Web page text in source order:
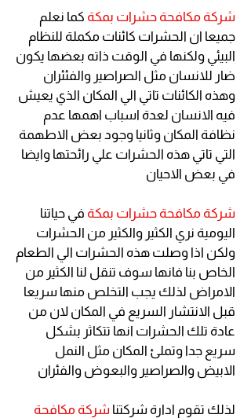
شركة مكافحة حشرات بمكة كما نعلم
جميعا ان الحشرات كائنات مكملة للنظام
البيئي ولكنها في الوقت ذاته بعضها يكون
ضار للانسان مثل الصراصير والفئئران
وهذه الكائنات تاتي الي المكان الذي يعيش
فيه الانسان لعدة اسباب اهمها عدم
نظافة المكان وثانيا وجود بعض الاطهمة
التي تاتي هذه الحشرات علي رائحتها وايضا
في بعض الاحيان
شركة مكافحة حشرات بمكة في حياتنا
اليومية نري الكثير والكثير من الحشرات
ولكن اذا وصلت هذه الحشرات الي الطعام
الخاص بنا فانها سوف تنقل لنا الكثير من
الامراض لذلك يجب التخلص منها سريعا
قبل الانتشار السريع في المكان لان من
عادة تلك الحشرات انها تتكاثر بشكل
سريع جدا وتملئ المكان مثل النمل
الابيض والصراصير والبعوض والفئران
لذلك تقوم ادارة شركتنا شركة مكافحة